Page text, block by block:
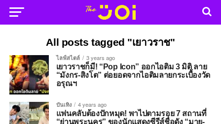
All posts tagged "เยาวราช"
ไลฟ์สไตล์ 3 years ago
เยาวราชก็มี! “Pop Icon” ออกไอติม 3 มิติ ลาย
“มังกร-สิงโต” ต่อยอดจากไอติมลายกระเบื้องวัด
อรุณฯ
บันเทิง 4 years ago
แฟนคลับต้องปักหมุด! พาไปตามรอย 7 สถานที่
“ย่านพระนคร” ของนักแสดงซีรีส์ชื่อดัง “มาย-